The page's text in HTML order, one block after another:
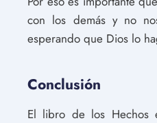
con los demás y no
esperando que Dios lo
Conclusión
El libro de los Hechos